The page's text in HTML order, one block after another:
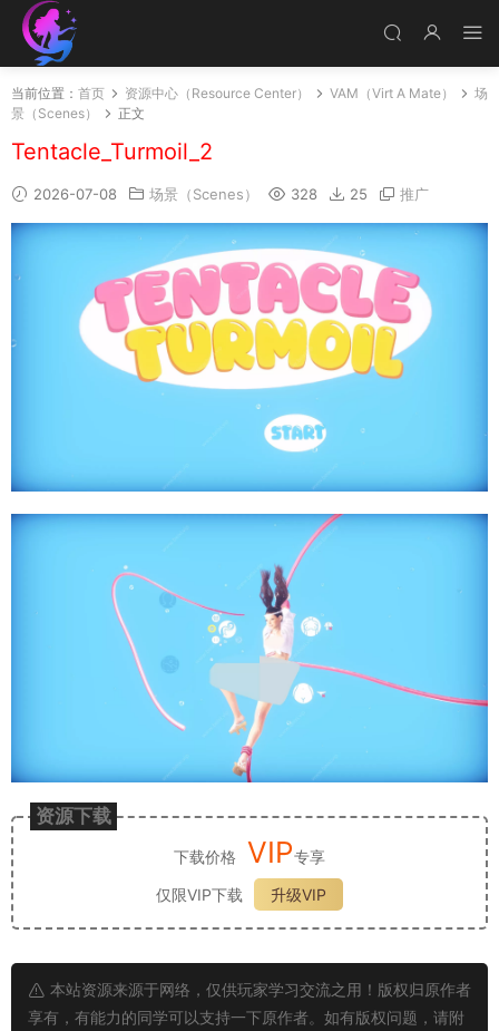
当前位置： 首页 资源中心（Resource Center） VAM（Virt A Mate）
场
景（Scenes）
正文
Tentacle_Turmoil_2
2026-07-08 场景（Scenes） 328 25 推广
资源下载
下载价格 VIP专享
仅限VIP下载
升级VIP
本站资源来源于网络，仅供玩家学习交流之用！版权归原作者
享有，有能力的同学可以支持一下原作者。如有版权问题，请附